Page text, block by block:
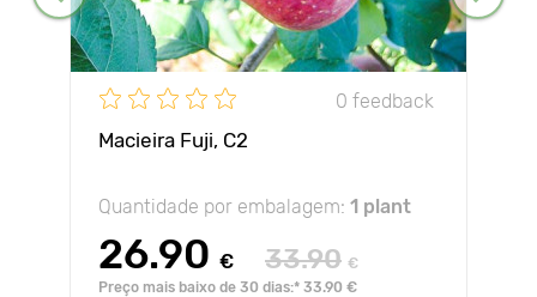
0 feedback
Macieira Fuji, С2
Quantidade por embalagem: 1 plant
26.90 € 33.90 €
Preço mais baixo de 30 dias:* 33.90 €